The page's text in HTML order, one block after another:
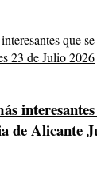
de Alicante